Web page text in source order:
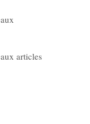
articles